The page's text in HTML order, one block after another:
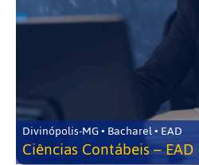
Divinópolis-MG • Bacharel • EAD
Ciências Contábeis – EAD